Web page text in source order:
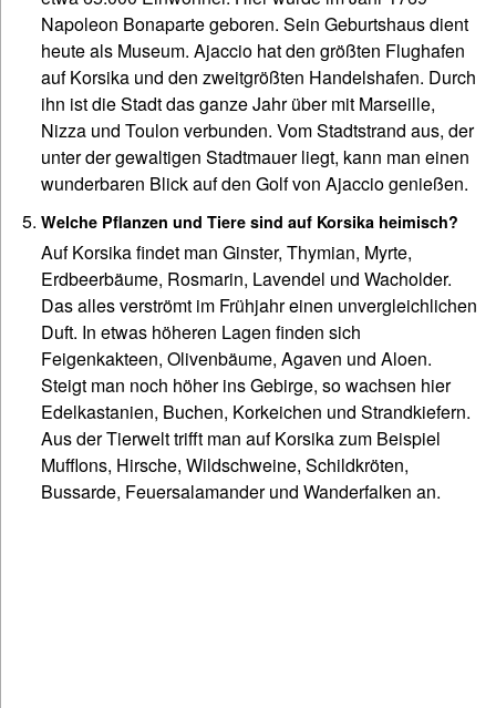
Napoleon Bonaparte geboren. Sein Geburtshaus dient
heute als Museum. Ajaccio hat den größten Flughafen
auf Korsika und den zweitgrößten Handelshafen. Durch
ihn ist die Stadt das ganze Jahr über mit Marseille,
Nizza und Toulon verbunden. Vom Stadtstrand aus, der
unter der gewaltigen Stadtmauer liegt, kann man einen
wunderbaren Blick auf den Golf von Ajaccio genießen.
Welche Pflanzen und Tiere sind auf Korsika heimisch?
Auf Korsika findet man Ginster, Thymian, Myrte,
Erdbeerbäume, Rosmarin, Lavendel und Wacholder.
Das alles verströmt im Frühjahr einen unvergleichlichen
Duft. In etwas höheren Lagen finden sich
Feigenkakteen, Olivenbäume, Agaven und Aloen.
Steigt man noch höher ins Gebirge, so wachsen hier
Edelkastanien, Buchen, Korkeichen und Strandkiefern.
Aus der Tierwelt trifft man auf Korsika zum Beispiel
Mufflons, Hirsche, Wildschweine, Schildkröten,
Bussarde, Feuersalamander und Wanderfalken an.